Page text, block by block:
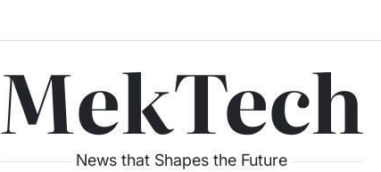
MekTech
News that Shapes the Future